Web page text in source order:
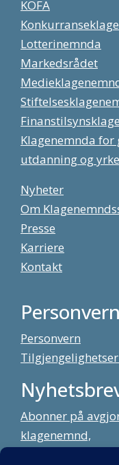
KOFA
Lotterinemnda
Markedsrådet
Klagenemnda
utdanning og
Nyheter
Om
Presse
Karriere
Kontakt
Personvern
Abonner på
klagenemnd,